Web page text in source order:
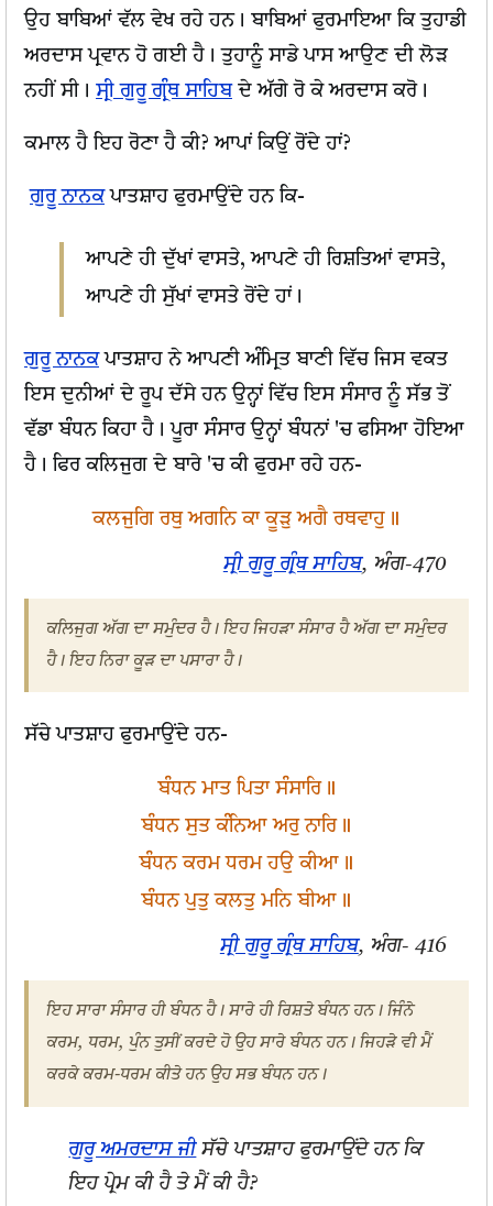
ਉਹ ਬਾਬਿਆਂ ਵੱਲ ਵੇਖ ਰਹੇ ਹਨ। ਬਾਬਿਆਂ ਫੁਰਮਾਇਆ ਕਿ ਤੁਹਾਡੀ
ਅਰਦਾਸ ਪ੍ਰਵਾਨ ਹੋ ਗਈ ਹੈ। ਤੁਹਾਨੂੰ ਸਾਡੇ ਪਾਸ ਆਉਣ ਦੀ ਲੋੜ
ਨਹੀਂ ਸੀ। ਸ੍ਰੀ ਗੁਰੂ ਗ੍ਰੰਥ ਸਾਹਿਬਦੇ ਅੱਗੇ ਰੋ ਕੇ ਅਰਦਾਸ ਕਰੋ।
ਕਮਾਲ ਹੈ ਇਹ ਰੋਣਾ ਹੈ ਕੀ? ਆਪਾਂ ਕਿਉਂ ਰੋਂਦੇ ਹਾਂ?
ਗੁਰੂ ਨਾਨਕਪਾਤਸ਼ਾਹ ਫੁਰਮਾਉਂਦੇ ਹਨ ਕਿ-
ਆਪਣੇ ਹੀ ਦੁੱਖਾਂ ਵਾਸਤੇ, ਆਪਣੇ ਹੀ ਰਿਸ਼ਤਿਆਂ ਵਾਸਤੇ,
ਆਪਣੇ ਹੀ ਸੁੱਖਾਂ ਵਾਸਤੇ ਰੋਂਦੇ ਹਾਂ।
ਗੁਰੂ ਨਾਨਕਪਾਤਸ਼ਾਹ ਨੇ ਆਪਣੀ ਅੰਮ੍ਰਿਤ ਬਾਣੀ ਵਿੱਚ ਜਿਸ ਵਕਤ
ਇਸ ਦੁਨੀਆਂ ਦੇ ਰੂਪ ਦੱਸੇ ਹਨ ਉਨ੍ਹਾਂ ਵਿੱਚ ਇਸ ਸੰਸਾਰ ਨੂੰ ਸੱਭ ਤੋਂ
ਵੱਡਾ ਬੰਧਨ ਕਿਹਾ ਹੈ। ਪੂਰਾ ਸੰਸਾਰ ਉਨ੍ਹਾਂ ਬੰਧਨਾਂ 'ਚ ਫਸਿਆ ਹੋਇਆ
ਹੈ। ਫਿਰ ਕਲਿਜੁਗ ਦੇ ਬਾਰੇ 'ਚ ਕੀ ਫੁਰਮਾ ਰਹੇ ਹਨ-
ਕਲਜੁਗਿ ਰਥੁ ਅਗਨਿ ਕਾ ਕੂੜੁ ਅਗੈ ਰਥਵਾਹੁ॥
ਸ੍ਰੀ ਗੁਰੂ ਗ੍ਰੰਥ ਸਾਹਿਬ, ਅੰਗ-470
ਕਲਿਜੁਗ ਅੱਗ ਦਾ ਸਮੁੰਦਰ ਹੈ। ਇਹ ਜਿਹੜਾ ਸੰਸਾਰ ਹੈ ਅੱਗ ਦਾ ਸਮੁੰਦਰ
ਹੈ। ਇਹ ਨਿਰਾ ਕੂੜ ਦਾ ਪਸਾਰਾ ਹੈ।
ਸੱਚੇ ਪਾਤਸ਼ਾਹ ਫੁਰਮਾਉਂਦੇ ਹਨ-
ਬੰਧਨ ਮਾਤ ਪਿਤਾ ਸੰਸਾਰਿ॥
ਬੰਧਨ ਸੁਤ ਕੰਨਿਆ ਅਰੁ ਨਾਰਿ॥
ਬੰਧਨ ਕਰਮ ਧਰਮ ਹਉ ਕੀਆ॥
ਬੰਧਨ ਪੁਤੁ ਕਲਤੁ ਮਨਿ ਬੀਆ॥
ਸ੍ਰੀ ਗੁਰੂ ਗ੍ਰੰਥ ਸਾਹਿਬ, ਅੰਗ- 416
ਇਹ ਸਾਰਾ ਸੰਸਾਰ ਹੀ ਬੰਧਨ ਹੈ। ਸਾਰੇ ਹੀ ਰਿਸ਼ਤੇ ਬੰਧਨ ਹਨ। ਜਿੰਨੇ
ਕਰਮ, ਧਰਮ, ਪੁੰਨ ਤੁਸੀਂ ਕਰਦੇ ਹੋ ਉਹ ਸਾਰੇ ਬੰਧਨ ਹਨ। ਜਿਹੜੇ ਵੀ ਮੈਂ
ਕਰਕੇ ਕਰਮ-ਧਰਮ ਕੀਤੇ ਹਨ ਉਹ ਸਭ ਬੰਧਨ ਹਨ।
ਗੁਰੂ ਅਮਰਦਾਸ ਜੀਸੱਚੇ ਪਾਤਸ਼ਾਹ ਫੁਰਮਾਉਂਦੇ ਹਨ ਕਿ
ਇਹ ਪ੍ਰੇਮ ਕੀ ਹੈ ਤੇ ਮੈਂ ਕੀ ਹੈ?